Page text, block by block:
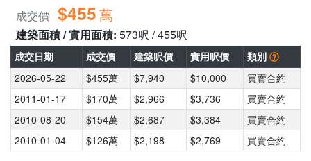
成交價 $455萬
建築面積 / 實用面積: 573呎 / 455呎
成交日期 成交價 建築呎價 實用呎價
類別
2026-05-22
$455萬 $7,940 $10,000
買賣合約
2011-01-17
$170萬 $2,966 $3,736
買賣合約
2010-08-20
$154萬 $2,687 $3,384
買賣合約
2010-01-04
$126萬 $2,198 $2,769 買賣合約